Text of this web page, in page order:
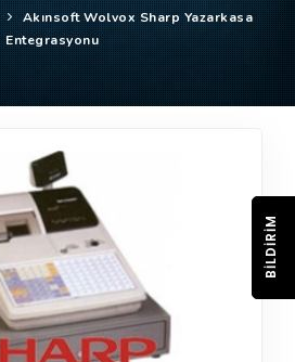
Akınsoft Wolvox Sharp Yazarkasa
Entegrasyonu
BILDIRIM